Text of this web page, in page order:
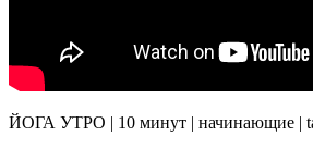
ЙОГА УТРО | 10 минут | начинающие |